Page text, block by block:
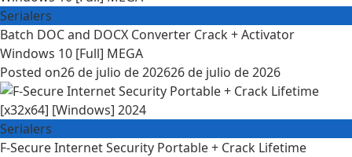
Serialers
Batch DOC and DOCX Converter Crack + Activator
Windows 10 [Full] MEGA
Posted on26 de julio de 202626 de julio de 2026
Serialers
F-Secure Internet Security Portable + Crack Lifetime